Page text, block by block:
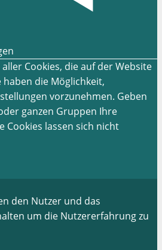
Cookies, die auf der Website
die Möglichkeit,
vorzunehmen. Geben
ganzen Gruppen Ihre
Cookies lassen sich nicht
den Nutzer und das
um die Nutzererfahrung zu